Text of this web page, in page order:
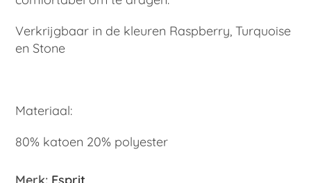
Verkrijgbaar in de kleuren Raspberry, Turquoise
en Stone
Materiaal:
80% katoen 20% polyester